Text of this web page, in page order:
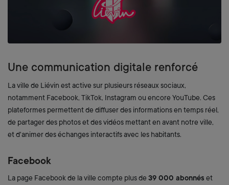
Une communication digitale renforcé
La ville de Liévin est active sur plusieurs réseaux sociaux,
notamment Facebook, TikTok, Instagram ou encore YouTube. Ces
plateformes permettent de diffuser des informations en temps réel,
de partager des photos et des vidéos mettant en avant notre ville,
et d'animer des échanges interactifs avec les habitants.
Facebook
La page Facebook de la ville compte plus de 39 000 abonnés et